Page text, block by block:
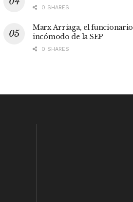
0 SHARES
Marx Arriaga, el funcionario
incómodo de la SEP
0 SHARES